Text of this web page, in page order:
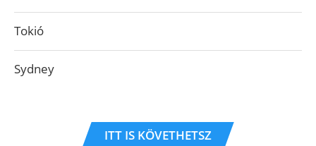
Tokió
Sydney
ITT IS KÖVETHETSZ